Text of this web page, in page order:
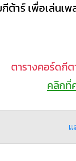
ต้าร์ เพื่อเล่นเพ
ตารางคอร์ดกี
คลิกที่
แ